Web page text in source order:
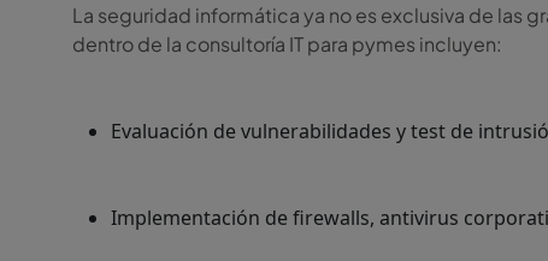
La seguridad informática ya no es exclusiva de las
dentro de la consultoría IT para pymes incluyen:
Evaluación de vulnerabilidades y test de
Implementación de firewalls, antivirus